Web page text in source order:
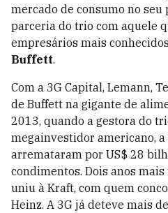
mercado de consumo no seu
parceria do trio com aquele
empresários mais
Buffett.
Com a 3G Capital, Lemann,
de Buffett na gigante de
2013, quando a gestora do
megainvestidor americano, a
arremataram por US$ 28
condimentos. Dois anos
uniu à Kraft, com quem
Heinz. A 3G já deteve mais